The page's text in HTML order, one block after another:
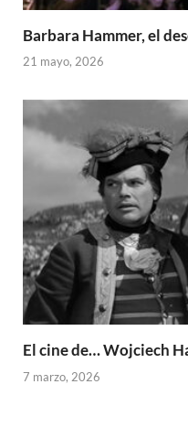
Barbara Hammer, el
21 mayo, 2026
El cine de… Wojciech
7 marzo, 2026